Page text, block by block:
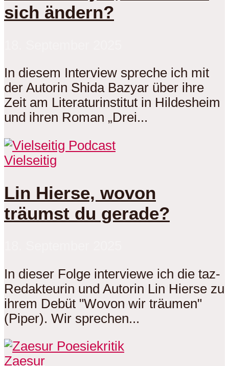
sich ändern?
In diesem Interview spreche ich mit
der Autorin Shida Bazyar über ihre
Zeit am Literaturinstitut in Hildesheim
und ihren Roman „Drei...
Vielseitig
Lin Hierse, wovon
träumst du gerade?
In dieser Folge interviewe ich die taz-
Redakteurin und Autorin Lin Hierse zu
ihrem Debüt "Wovon wir träumen"
(Piper). Wir sprechen...
Zaesur